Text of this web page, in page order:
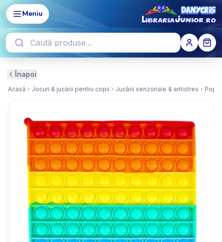
Meniu
Înapoi
Acasă Jocuri & jucării pentru copii Jucării senzoriale & antistres Pop